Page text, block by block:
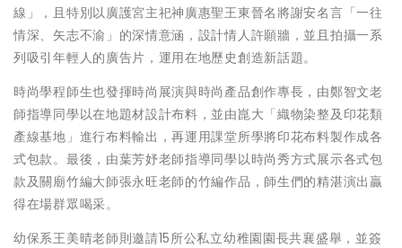
線」，且特別以廣護宮主祀神廣惠聖王東晉名將謝安名言「一往
情深、矢志不渝」的深情意涵，設計情人許願牆，並且拍攝一系
列吸引年輕人的廣告片，運用在地歷史創造新話題。
時尚學程師生也發揮時尚展演與時尚產品創作專長，由鄭智文老
師指導同學以在地題材設計布料，並由崑大「織物染整及印花類
產線基地」進行布料輸出，再運用課堂所學將印花布料製作成各
式包款。最後，由葉芳妤老師指導同學以時尚秀方式展示各式包
款及關廟竹編大師張永旺老師的竹編作品，師生們的精湛演出贏
得在場群眾喝采。
幼保系王美晴老師則邀請15所公私立幼稚園園長共襄盛舉，並簽